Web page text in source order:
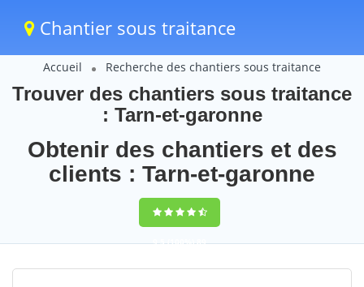
Chantier sous traitance
Accueil Recherche des chantiers sous traitance
Trouver des chantiers sous traitance
: Tarn-et-garonne
Obtenir des chantiers et des
clients : Tarn-et-garonne
9,5(100%)89
votes